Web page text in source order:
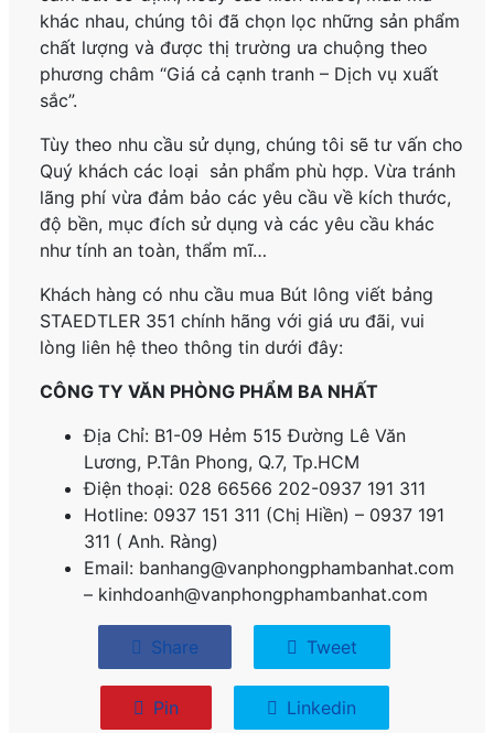
khác nhau, chúng tôi đã chọn lọc những sản phẩm
chất lượng và được thị trường ưa chuộng theo
phương châm “Giá cả cạnh tranh – Dịch vụ xuất
sắc”.
Tùy theo nhu cầu sử dụng, chúng tôi sẽ tư vấn cho
Quý khách các loại sản phẩm phù hợp. Vừa tránh
lãng phí vừa đảm bảo các yêu cầu về kích thước,
độ bền, mục đích sử dụng và các yêu cầu khác
như tính an toàn, thẩm mĩ…
Khách hàng có nhu cầu mua Bút lông viết bảng
STAEDTLER 351chính hãng với giá ưu đãi, vui
lòng liên hệ theo thông tin dưới đây:
CÔNG TY VĂN PHÒNG PHẨM BA NHẤT
Địa Chỉ: B1-09 Hẻm 515 Đường Lê Văn
Lương, P.Tân Phong, Q.7, Tp.HCM
Điện thoại: 028 66566 202-0937 191 311
Hotline: 0937 151 311 (Chị Hiền) – 0937 191
311 ( Anh. Ràng)
Email: banhang@vanphongphambanhat.com
– kinhdoanh@vanphongphambanhat.com
Share Tweet
Pin Linkedin